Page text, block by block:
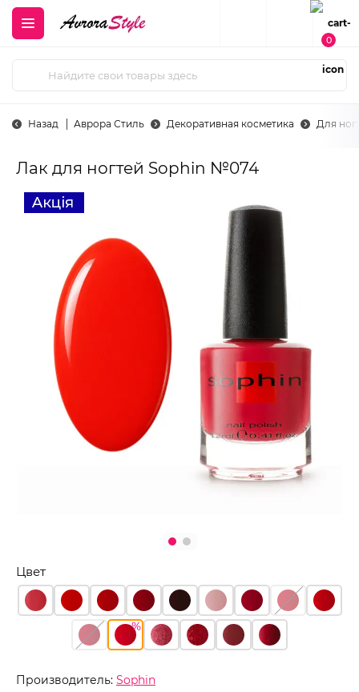
0
Назад Аврора Стиль Декоративная косметика Для
Лак для ногтей Sophin №074
Производитель: Sophin
Цвет